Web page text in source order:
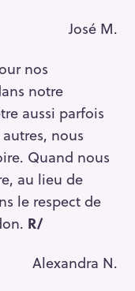
José M.
nos
notre
aussi parfois
nous
Quand nous
au lieu de
le respect de
R/
Alexandra N.